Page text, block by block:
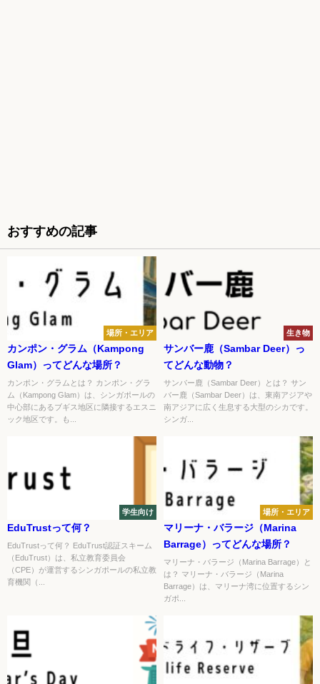
おすすめの記事
場所・エリア
カンポン・グラム（Kampong
Glam）ってどんな場所？
カンポン・グラムとは？ カンポン・グラ
ム（Kampong Glam）は、シンガポールの
中心部にあるブギス地区に隣接するエスニ
ック地区です。も...
生き物
サンバー鹿（Sambar Deer）っ
てどんな動物？
サンバー鹿（Sambar Deer）とは？ サン
バー鹿（Sambar Deer）は、東南アジアや
南アジアに広く生息する大型のシカです。
シンガ...
学生向け
EduTrustって何？
EduTrustって何？ EduTrust認証スキーム
（EduTrust）は、私立教育委員会
（CPE）が運営するシンガポールの私立教
育機関（...
場所・エリア
マリーナ・バラージ（Marina
Barrage）ってどんな場所？
マリーナ・バラージ（Marina Barrage）と
は？ マリーナ・バラージ（Marina
Barrage）は、マリーナ湾に位置するシン
ガポ...